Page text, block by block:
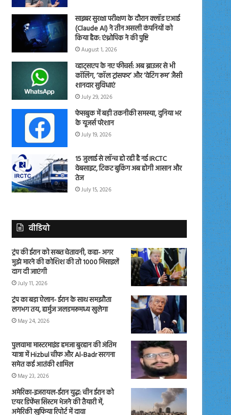
साइबर सुरक्षा परीक्षण के दौरान क्लॉड एआई
(Claude AI) ने तीन असली कंपनियों को
किया हैक: एंथ्रोपिक ने की पुष्टि
August 1, 2026
व्हाट्सएप के नए फीचर्स: अब ब्राउजर से भी
कॉलिंग, ‘कॉल ट्रांसफर’ और ‘वेटिंग रूम’ जैसी
शानदार सुविधाएं
July 29, 2026
फेसबुक में बड़ी तकनीकी समस्या, दुनिया भर
के यूजर्स परेशान
July 19, 2026
15 जुलाई से लॉन्च हो रही है नई IRCTC
वेबसाइट, टिकट बुकिंग अब होगी आसान और
तेज
July 15, 2026
वीडियो
ट्रंप की ईरान को सख्त चेतावनी, कहा- अगर
मुझे मारने की कोशिश की तो 1000 मिसाइलें
दाग दी जाएंगी
July 11, 2026
ट्रंप का बड़ा ऐलान- ईरान के साथ समझौता
लगभग तय, हार्मुज जलडमरूमध्य खुलेगा
May 24, 2026
पुलवामा मास्टरमाइंड हमजा बुरहान की अंतिम
यात्रा में Hizbul चीफ और Al-Badr सरगना
समेत कई आतंकी शामिल
May 23, 2026
अमेरिका-इजरायल-ईरान युद्ध: चीन ईरान को
एयर डिफेंस सिस्टम भेजने की तैयारी में,
अमेरिकी खुफिया रिपोर्ट में दावा